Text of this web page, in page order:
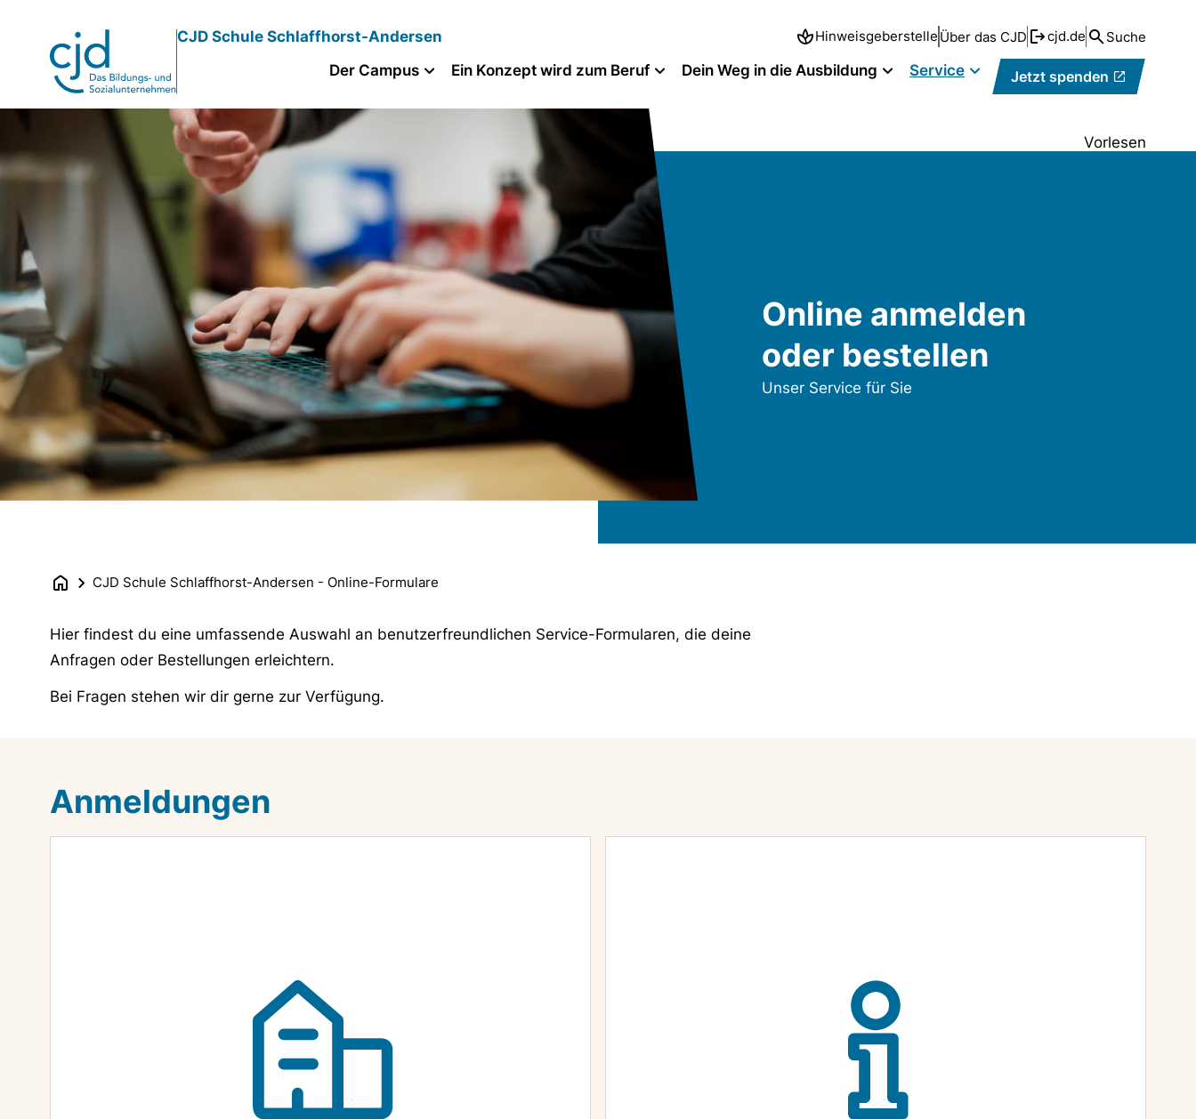
CJD Schule Schlaffhorst-Andersen Hinweisgeberstelle Über das CJD cjd.de Suche
Jetzt spenden
Der Campus Ein Konzept wird zum Beruf Dein Weg in die Ausbildung Service
Vorlesen
Online anmelden
oder bestellen
Unser Service für Sie
CJD Schule Schlaffhorst-Andersen - Online-Formulare
Hier findest du eine umfassende Auswahl an benutzerfreundlichen Service-Formularen, die deine
Anfragen oder Bestellungen erleichtern.
Bei Fragen stehen wir dir gerne zur Verfügung.
Anmeldungen